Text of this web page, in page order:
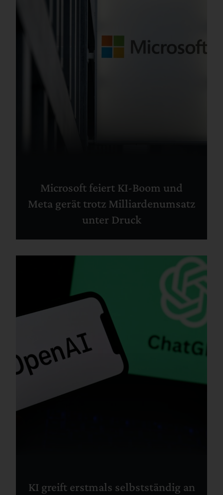
Microsoft feiert KI-Boom und
Meta gerät trotz Milliardenumsatz
unter Druck
KI greift erstmals selbstständig an